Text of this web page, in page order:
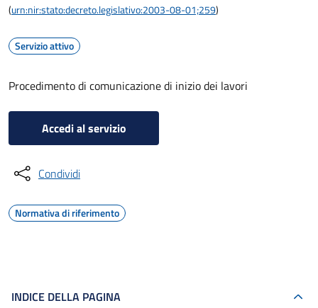
(urn:nir:stato:decreto.legislativo:2003-08-01;259)
Servizio attivo
Procedimento di comunicazione di inizio dei lavori
Accedi al servizio
Condividi
Normativa di riferimento
INDICE DELLA PAGINA